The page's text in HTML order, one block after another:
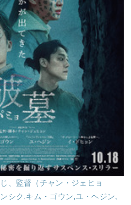
、監督（チャン・ジェヒョ
シク,キム・ゴウン,ユ・ヘジン,